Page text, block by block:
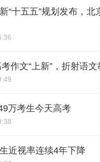
“十五五”规划发布，
作文“上新”，折射语
万考生今天高考
近视率连续4年下降